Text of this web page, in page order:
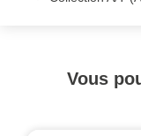
Vous